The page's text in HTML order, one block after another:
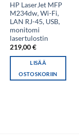
HP LaserJet MFP
M234dw, Wi-Fi,
LAN RJ-45, USB,
monitomi
lasertulostin
219,00€
LISÄÄ
OSTOSKORIIN